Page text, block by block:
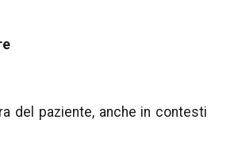
del paziente, anche in contesti